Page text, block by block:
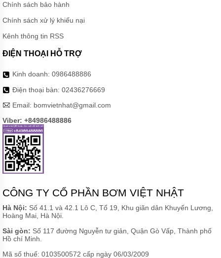
Chính sách bảo hành
Chính sách xử lý khiếu nại
Kênh thông tin RSS
ĐIỆN THOẠI HỖ TRỢ
Kinh doanh: 0986488886
Điện thoại bàn: 02436276669
Email: bomvietnhat@gmail.com
Viber: +84986488886
CÔNG TY CỔ PHẦN BƠM VIỆT NHẬT
Hà Nội: Số 41.1 và 42.1 Lô C, Tổ 19, Khu giãn dân Khuyến Lương,
Hoàng Mai, Hà Nội.
Sài gòn: Số 117 đường Nguyễn tư giản, Quận Gò Vấp, Thành phố
Hồ chí Minh.
Mã số thuế: 0103500572 cấp ngày 06/03/2009